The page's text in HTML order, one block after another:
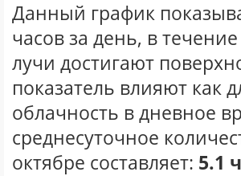
Данный график
часов за день, в
лучи достигают
показатель влияют как
облачность в дневное
среднесуточное
октябре составляет: 5.1